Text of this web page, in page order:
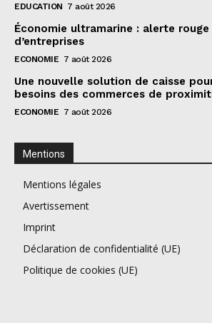
EDUCATION 7 août 2026
Économie ultramarine : alerte
d’entreprises
ECONOMIE 7 août 2026
Une nouvelle solution de caisse
besoins des commerces de
ECONOMIE 7 août 2026
Mentions
Mentions légales
Avertissement
Imprint
Déclaration de confidentialité (UE)
Politique de cookies (UE)